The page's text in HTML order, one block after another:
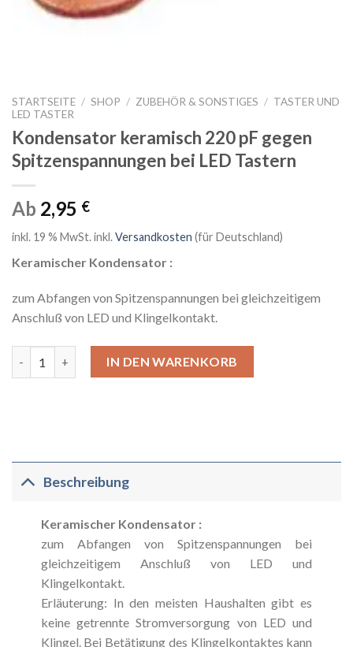
STARTSEITE / SHOP / ZUBEHÖR & SONSTIGES / TASTER UND
LED TASTER
Kondensator keramisch 220 pF gegen
Spitzenspannungen bei LED Tastern
Ab 2,95 €
inkl. 19 % MwSt.inkl.Versandkosten (für Deutschland)
Keramischer Kondensator :
zum Abfangen von Spitzenspannungen bei gleichzeitigem
Anschluß von LED und Klingelkontakt.
Kondensator keramisch 220 pF gegen Spitzenspannungen bei
IN DEN WARENKORB
Beschreibung
Keramischer Kondensator :
zum Abfangen von Spitzenspannungen bei
gleichzeitigem Anschluß von LED und
Klingelkontakt.
Erläuterung: In den meisten Haushalten gibt es
keine getrennte Stromversorgung von LED und
Klingel. Bei Betätigung des Klingelkontaktes kann